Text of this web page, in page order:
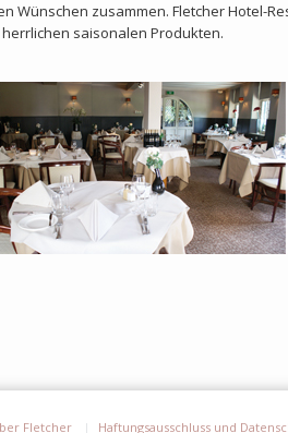
Wünschen zusammen. Fletcher Hotel-
herrlichen saisonalen Produkten.
Fletcher Haftungsausschluss und